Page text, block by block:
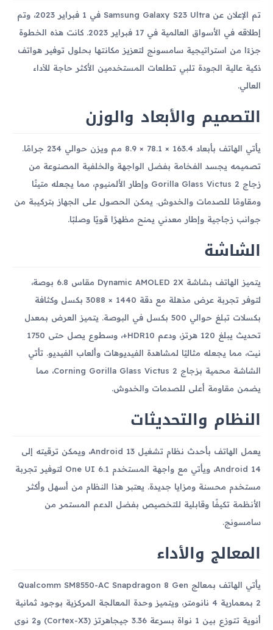
تم الإعلان عن Samsung Galaxy S23 Ultra في 1 فبراير 2023، وتم
إطلاقه في الأسواق العالمية في 17 فبراير 2023. كانت هذه الخطوة
جزءًا من استراتيجية سامسونج لتعزيز مكانتها بحلول توفير هواتف
ذكية عالية الجودة تلبي تطلعات المستخدمين الأكثر حاجة للأداء
العالي.
التصميم والأبعاد والوزن
يأتي الهاتف بأبعاد 163.4 × 78.1 × 8.9 مم ويزن حوالي 234 جرامًا.
تصميمه يجسد الفخامة بفضل الواجهة والخلفية المصنوعة من
زجاج Gorilla Glass Victus 2 وإطار الألمنيوم، مما يجعله متينًا
ومقاومًا للصدمات والخدوش. يمكن الحصول على الجهاز بتركيبة من
جوانب زجاجية وإطار معدني يمنح مظهرًا قويًا وصلبًا.
الشاشة
يتميز الهاتف بشاشة Dynamic AMOLED 2X مقاس 6.8 بوصة،
لتوفر تجربة عرض مذهلة مع دقة 1440 × 3088 بكسل وكثافة
بكسلات تبلغ حوالي 500 بكسل في البوصة. يتميز العرض بمعدل
تحديث يبلغ 120 هرتز، ودعم HDR10+، وسطوع يصل حتى 1750
نيت، مما يجعله مثاليًا لمشاهدة الفيديوهات وألعاب الفيديو. تأتي
الشاشة محمية بزجاج Corning Gorilla Glass Victus 2، مما
يضمن مقاومة أعلى للصدمات والخدوش.
النظام والتحديثات
يعمل الهاتف بأحدث نظام تشغيل Android 13، ويمكن ترقيته إلى
Android 14، ويأتي مع واجهة المستخدم One UI 6.1 لتوفير تجربة
مستخدم محسنة ومزايا جديدة. يعتبر هذا النظام من أسهل وأكثر
الأنظمة تكيفًا وقابلية للتخصيص بفضل الدعم المستمر من
سامسونج.
المعالج والأداء
يأتي الهاتف بمعالج Qualcomm SM8550-AC Snapdragon 8 Gen
2 بمعمارية 4 نانومتر، ويتميز وحدة المعالجة المركزية بوجود ثمانية
أنوية تتوزع بين 1 نواة بسرعة 3.36 جيجاهرتز (Cortex-X3) و2 نوى